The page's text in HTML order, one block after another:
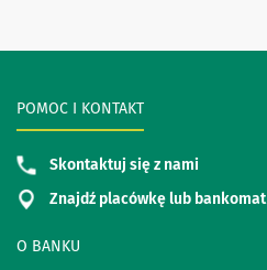
O BANKU
POMOC I KONTAKT
Skontaktuj się z nami
Znajdź placówkę lub bankomat